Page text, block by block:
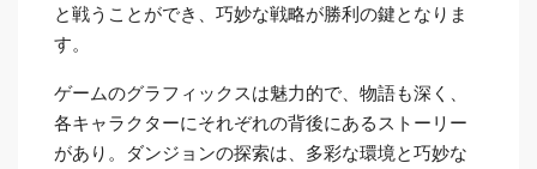
と戦うことができ、巧妙な戦略が勝利の鍵となりま
す。
ゲームのグラフィックスは魅力的で、物語も深く、
各キャラクターにそれぞれの背後にあるストーリー
があり。ダンジョンの探索は、多彩な環境と巧妙な